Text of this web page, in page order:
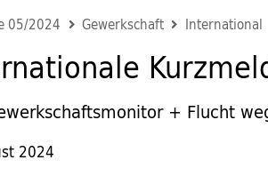
05/2024 Gewerkschaft International
+ Flucht
2024